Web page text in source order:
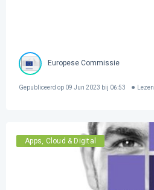
Europese Commissie
Gepubliceerd op 09 Jun 2023 bij 06:53 Lezen
Apps, Cloud & Digital